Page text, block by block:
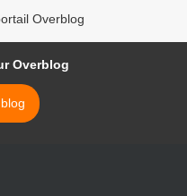
Overblog
Overblog